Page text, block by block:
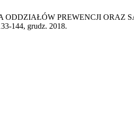
ODDZIAŁÓW PREWENCJI
144, grudz. 2018.